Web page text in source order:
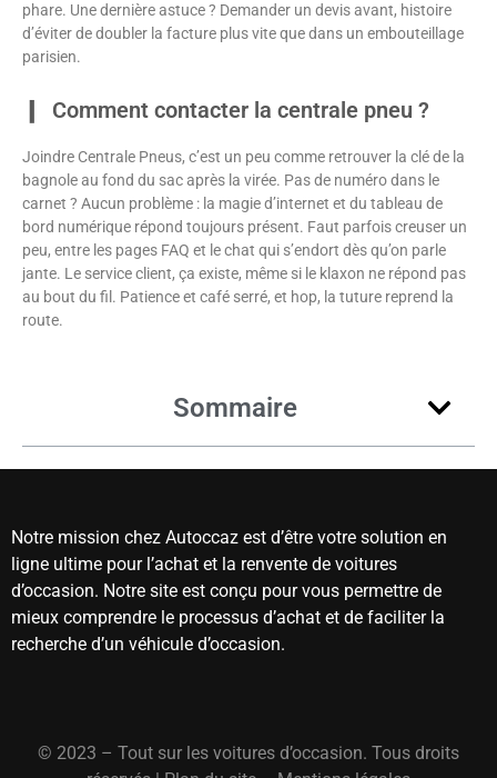
phare. Une dernière astuce ? Demander un devis avant, histoire
d’éviter de doubler la facture plus vite que dans un embouteillage
parisien.
Comment contacter la centrale pneu ?
Joindre Centrale Pneus, c’est un peu comme retrouver la clé de la
bagnole au fond du sac après la virée. Pas de numéro dans le
carnet ? Aucun problème : la magie d’internet et du tableau de
bord numérique répond toujours présent. Faut parfois creuser un
peu, entre les pages FAQ et le chat qui s’endort dès qu’on parle
jante. Le service client, ça existe, même si le klaxon ne répond pas
au bout du fil. Patience et café serré, et hop, la tuture reprend la
route.
Sommaire
Notre mission chez Autoccaz est d’être votre solution en
ligne ultime pour l’achat et la renvente de voitures
d’occasion. Notre site est conçu pour vous permettre de
mieux comprendre le processus d’achat et de faciliter la
recherche d’un véhicule d’occasion.
© 2023 – Tout sur les voitures d’occasion. Tous droits